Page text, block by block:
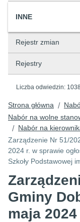
INNE
Rejestr zmian
Rejestry
Liczba odwiedzin:
Strona główna /
Nabór na wolne
/ Nabór na
Zarządzenie Nr 51/
2024 r. w sprawie
Szkoły Podstawowej
Gminy
maja